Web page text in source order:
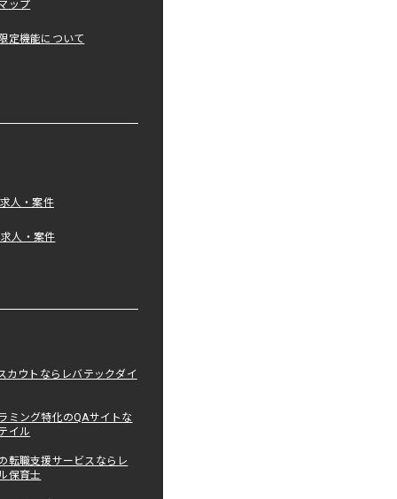
ップ
定機能について
人・案件
人・案件
カウトならレバテックダイ
ミング特化のQAサイトな
イル
転職支援サービスならレ
保育士